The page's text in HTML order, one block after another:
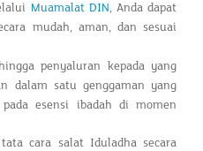
Muamalat DIN, Anda dapat
mudah, aman, dan sesuai
penyaluran kepada yang
dalam satu genggaman yang
esensi ibadah di momen
cara salat Iduladha secara